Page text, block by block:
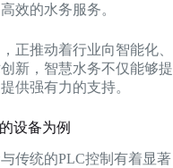
效的水务服务。
正推动着行业向智能化、
新，智慧水务不仅能够提
供强有力的支持。
设备为例
传统的PLC控制有着显著